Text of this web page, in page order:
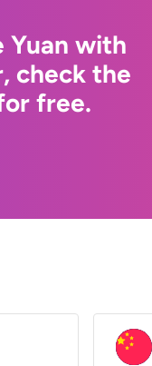
Yuan with
check the
free.